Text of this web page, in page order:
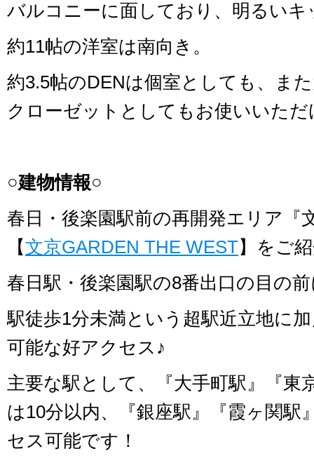
バルコニーに面しており、明るいキ
約11帖の洋室は南向き。
約3.5帖のDENは個室としても、ま
クローゼットとしてもお使いいただ
○建物情報○
春日・後楽園駅前の再開発エリア『
【文京GARDEN THE WEST】をご
春日駅・後楽園駅の8番出口の目の
駅徒歩1分未満という超駅近立地に
可能な好アクセス♪
主要な駅として、『大手町駅』『東
は10分以内、『銀座駅』『霞ヶ関駅
セス可能です！